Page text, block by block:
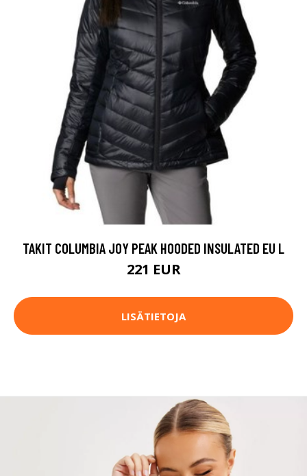
TAKIT COLUMBIA JOY PEAK HOODED INSULATED EU L
221 EUR
LISÄTIETOJA